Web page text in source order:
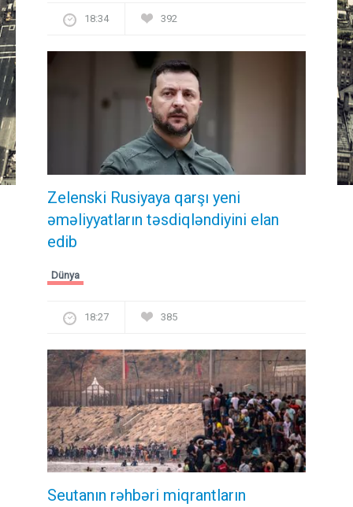
18:34 392
Zelenski Rusiyaya qarşı yeni
əməliyyatların təsdiqləndiyini elan
edib
Dünya
18:27 385
Seutanın rəhbəri miqrantların